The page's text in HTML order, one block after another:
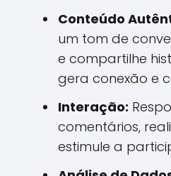
Conteúdo
um tom de
e compartilhe
gera conexão e
Interação:
comentários,
estimule a